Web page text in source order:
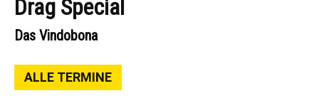
Drag Special
Das Vindobona
ALLE TERMINE